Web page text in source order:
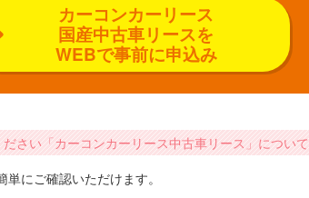
カーコンカーリース
国産中古車リースを
WEBで事前に申込み
ださい「カーコンカーリース中古車リース」について
にご確認いただけます。